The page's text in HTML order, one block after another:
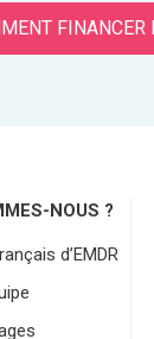
FINANCER
NOUS ?
d’EMDR